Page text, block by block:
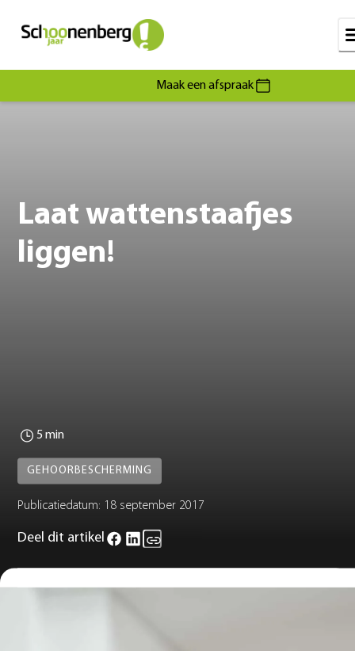
Maak een afspraak
Laat wattenstaafjes
liggen!
5 min
GEHOORBESCHERMING
Publicatiedatum: 18 september 2017
Deel dit artikel